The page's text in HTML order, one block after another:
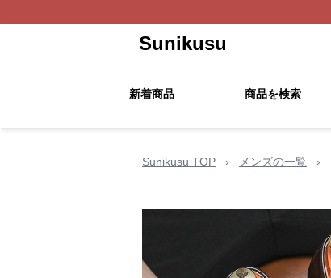
Sunikusu
新着商品 商品を検索
Sunikusu TOP › メンズの一覧 ›